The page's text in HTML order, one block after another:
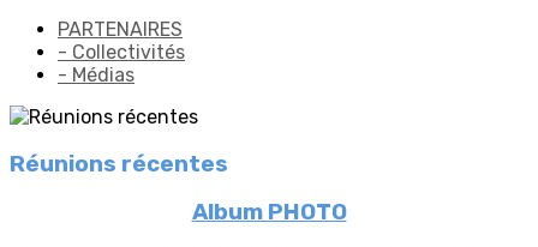
PARTENAIRES
- Collectivités
- Médias
Réunions récentes
Album PHOTO